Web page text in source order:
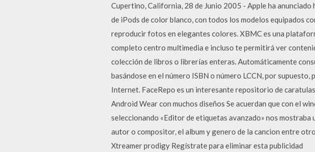
Cupertino, California, 28 de Junio 2005 - Apple ha
de iPods de color blanco, con todos los modelos equipados
reproducir fotos en elegantes colores. XBMC es una
completo centro multimedia e incluso te permitirá ver
colección de libros o librerías enteras. Automáticamente
basándose en el número ISBN o número LCCN, por
Internet. FaceRepo es un interesante repositorio de
Android Wear con muchos diseños Se acuerdan que con el
seleccionando «Editor de etiquetas avanzado» nos
autor o compositor, el album y genero de la cancion entre
Xtreamer prodigy Regístrate para eliminar esta publicidad